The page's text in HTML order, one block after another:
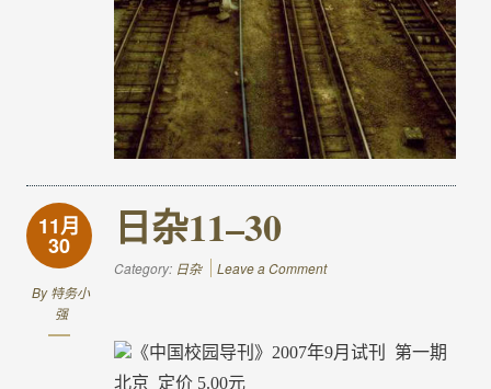
11月
30
By特务小
强
日杂11–30
Category: 日杂 Leave a Comment
《中国校园导刊》 2007年9月试刊
第一期
北京 定价 5.00元